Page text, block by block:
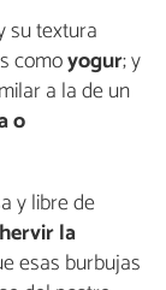
su textura
comoyogur; y
a la de un
o
y libre de
la
esas burbujas